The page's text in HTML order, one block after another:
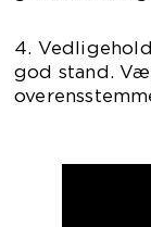
4.
god stand.